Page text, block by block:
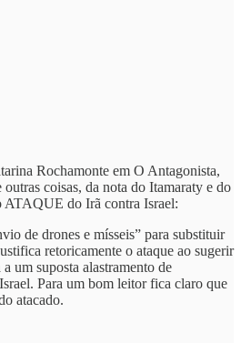
Rochamonte em O Antagonista,
coisas, da nota do Itamaraty e do
ATAQUE do Irã contra Israel:
de drones e mísseis” para substituir
retoricamente o ataque ao sugerir
um suposta alastramento de
Para um bom leitor fica claro que
atacado.